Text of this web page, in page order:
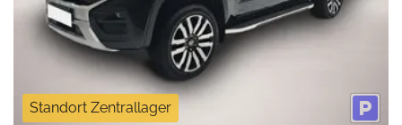
Standort Zentrallager